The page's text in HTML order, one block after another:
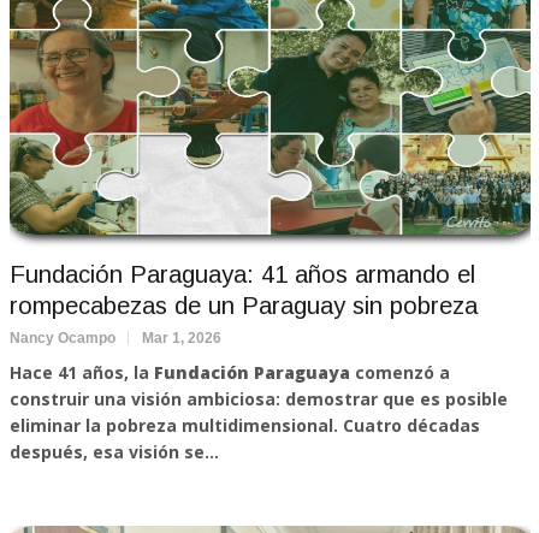
Fundación Paraguaya: 41 años armando el
rompecabezas de un Paraguay sin pobreza
Nancy Ocampo Mar 1, 2026
Hace 41 años, la Fundación Paraguaya comenzó a
construir una visión ambiciosa: demostrar que es posible
eliminar la pobreza multidimensional. Cuatro décadas
después, esa visión se...